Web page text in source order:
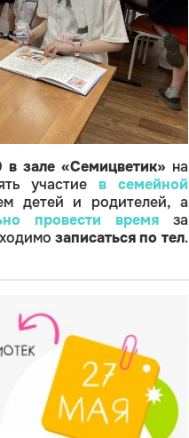
в зале «Семицветик» на
участие в семейной
детей и родителей, а
провести времяза
записаться по тел.